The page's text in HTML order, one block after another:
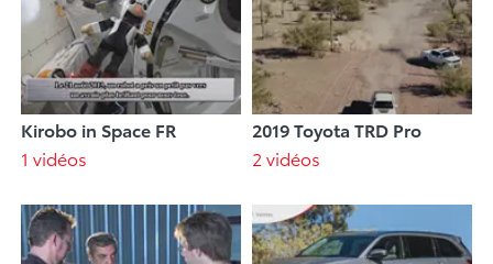
Kirobo in Space FR
1 vidéos
2019 Toyota TRD Pro
2 vidéos